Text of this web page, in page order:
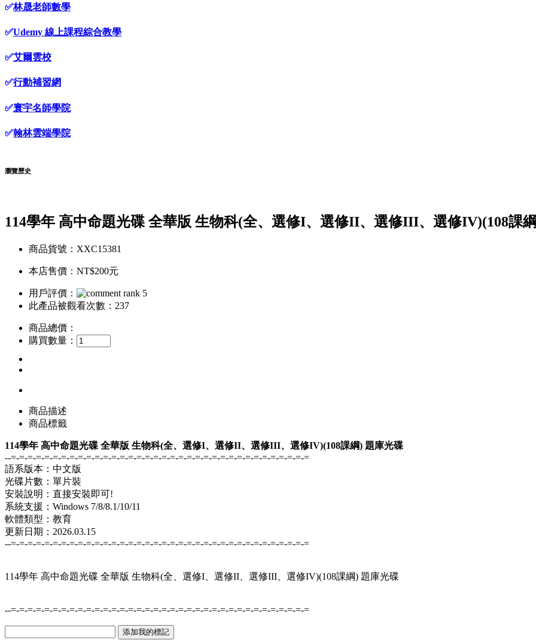
✅林晟老師數學
✅Udemy 線上課程綜合教學
✅艾爾雲校
✅行動補習網
✅寰宇名師學院
✅翰林雲端學院
瀏覽歷史
114學年 高中命題光碟 全華版 生物科(全、選修I、選修II、選修III、選修IV)(108課
商品貨號：XXC15381
本店售價： NT$200元
用戶評價：
此產品被觀看次數：237
商品總價：
購買數量：
商品描述
商品標籤
114學年 高中命題光碟 全華版 生物科(全、選修I、選修II、選修III、選修IV)(108課綱) 題庫光碟
--=-=-=-=-=-=-=-=-=-=-=-=-=-=-=-=-=-=-=-=-=-=-=-=-=-=-=-=-=-=-=-=-=-=-=-=
語系版本：中文版
光碟片數：單片裝
安裝說明：直接安裝即可!
系統支援：Windows 7/8/8.1/10/11
軟體類型：教育
更新日期：2026.03.15
--=-=-=-=-=-=-=-=-=-=-=-=-=-=-=-=-=-=-=-=-=-=-=-=-=-=-=-=-=-=-=-=-=-=-=-=
114學年 高中命題光碟 全華版 生物科(全、選修I、選修II、選修III、選修IV)(108課綱) 題庫光碟
--=-=-=-=-=-=-=-=-=-=-=-=-=-=-=-=-=-=-=-=-=-=-=-=-=-=-=-=-=-=-=-=-=-=-=-=